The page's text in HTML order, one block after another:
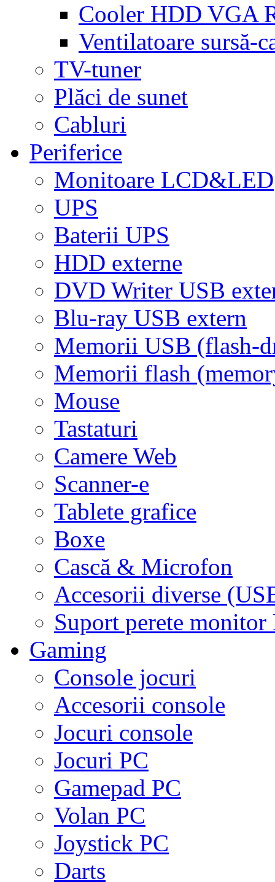
Cooler HDD VGA
Ventilatoare sursă-
TV-tuner
Plăci de sunet
Cabluri
Periferice
Monitoare LCD&LED
UPS
Baterii UPS
HDD externe
DVD Writer USB
Blu-ray USB extern
Memorii USB (flash-
Memorii flash
Mouse
Tastaturi
Camere Web
Scanner-e
Tablete grafice
Boxe
Cască & Microfon
Accesorii diverse
Suport perete
Gaming
Console jocuri
Accesorii console
Jocuri console
Jocuri PC
Gamepad PC
Volan PC
Joystick PC
Darts